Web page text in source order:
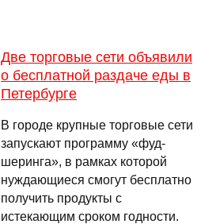
Две торговые сети объявили
о бесплатной раздаче еды в
Петербурге
В городе крупные торговые сети
запускают программу «фуд-
шеринга», в рамках которой
нуждающиеся смогут бесплатно
получить продукты с
истекающим сроком годности.